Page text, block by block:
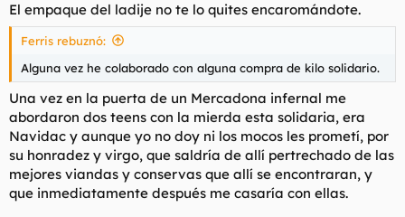
El empaque del ladije no te lo quites encaromándote.
Ferris rebuznó:
Alguna vez he colaborado con alguna compra de kilo solidario.
Una vez en la puerta de un Mercadona infernal me
abordaron dos teens con la mierda esta solidaria, era
Navidac y aunque yo no doy ni los mocos les prometí, por
su honradez y virgo, que saldría de allí pertrechado de las
mejores viandas y conservas que allí se encontraran, y
que inmediatamente después me casaría con ellas.